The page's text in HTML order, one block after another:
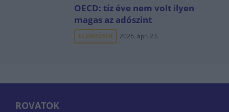
OECD: tíz éve nem volt ilyen
magas az adószint
ELEMZÉSEK 2026. ápr. 23.
ROVATOK